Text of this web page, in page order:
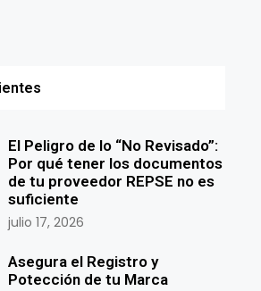
El Peligro de lo “No Revisado”:
Por qué tener los documentos
de tu proveedor REPSE no es
suficiente
julio 17, 2026
Asegura el Registro y
Potección de tu Marca